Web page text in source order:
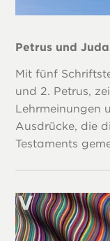
Petrus und
Mit fünf
und 2. Petrus,
Lehrmeinungen
Ausdrücke, die
Testaments